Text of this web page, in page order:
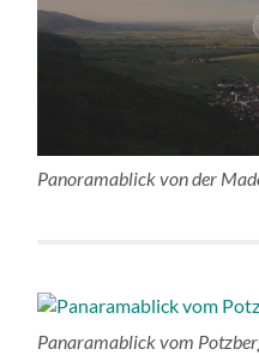
Panoramablick von der
Panaramablick vom